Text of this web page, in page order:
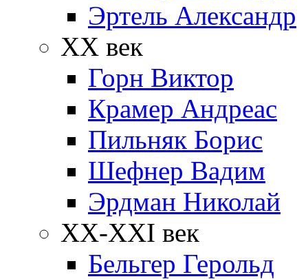
Эртель Александр
XX век
Горн Виктор
Крамер Андреас
Пильняк Борис
Шефнер Вадим
Эрдман Николай
ХХ-XXI век
Бельгер Герольд